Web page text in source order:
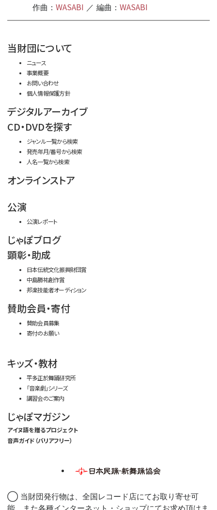
作曲： WASABI ／ 編曲： WASABI
当財団について
ニュース
事業概要
お問い合わせ
個人情報保護方針
デジタルアーカイブ
CD・DVDを探す
ジャンル一覧から検索
発売年月/番号から検索
人名一覧から検索
オンラインストア
公演
公演レポート
じゃぽブログ
顕彰・助成
日本伝統文化振興財団賞
中島勝祐創作賞
邦楽技能者オーディション
賛助会員・寄付
賛助会員募集
寄付のお願い
キッズ・教材
平多正於舞踊研究所
「音楽劇」シリーズ
講習会のご案内
じゃぽマガジン
アイヌ語を贈るプロジェクト
音声ガイド（バリアフリー）
◯ 当財団発行物は、全国レコード店にてお取り寄せ可
能、また各種インターネット・ショップにてお求め頂けま